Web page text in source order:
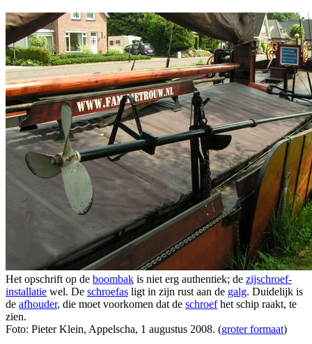
Het opschrift op de boombak is niet erg authentiek; de zijschroef-
installatie wel. De schroefas ligt in zijn rust aan de galg. Duidelijk is
de afhouder, die moet voorkomen dat de schroefhet schip raakt, te
zien.
Foto: Pieter Klein, Appelscha, 1 augustus 2008. (groter formaat)